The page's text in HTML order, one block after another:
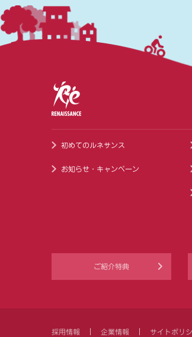
初めてのルネサンス
お知らせ・キャンペーン
ご紹介特典
採用情報 企業情報 サイトポリ